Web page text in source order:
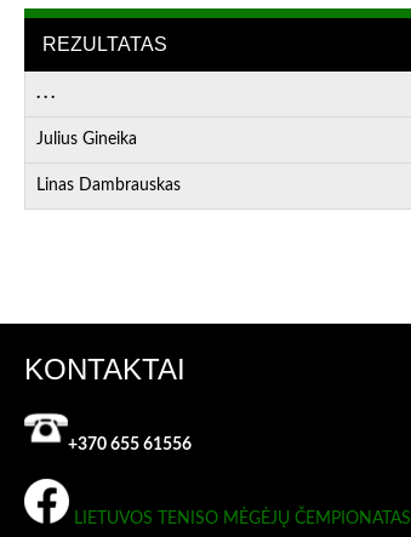
REZULTATAS
. . .
Julius Gineika
Linas Dambrauskas
KONTAKTAI
+370 655 61556
LIETUVOS TENISO MĖGĖJŲ ČEMPIONATAS